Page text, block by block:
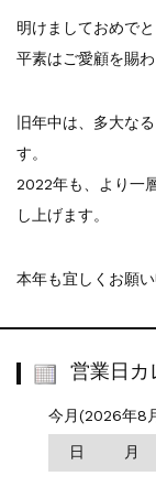
明けましておめでと
平素はご愛顧を賜
旧年中は、多大な
す。
2022年も、より一
し上げます。
本年も宜しくお願い
営業日
今月(2026年8
日 月